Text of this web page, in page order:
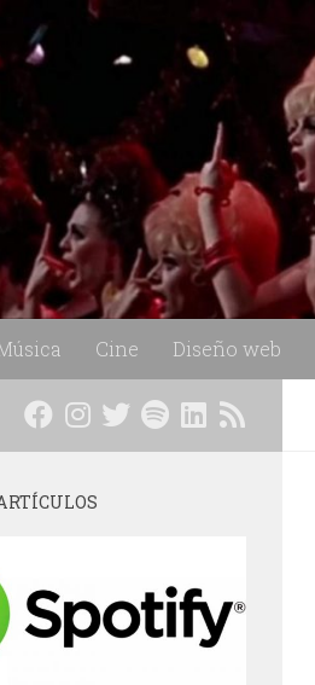
Cine Diseño web